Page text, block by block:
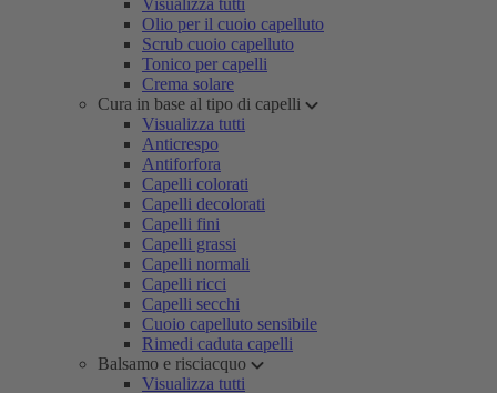
Visualizza tutti
Olio per il cuoio capelluto
Scrub cuoio capelluto
Tonico per capelli
Crema solare
Cura in base al tipo di capelli
Visualizza tutti
Anticrespo
Antiforfora
Capelli colorati
Capelli decolorati
Capelli fini
Capelli grassi
Capelli normali
Capelli ricci
Capelli secchi
Cuoio capelluto sensibile
Rimedi caduta capelli
Balsamo e risciacquo
Visualizza tutti